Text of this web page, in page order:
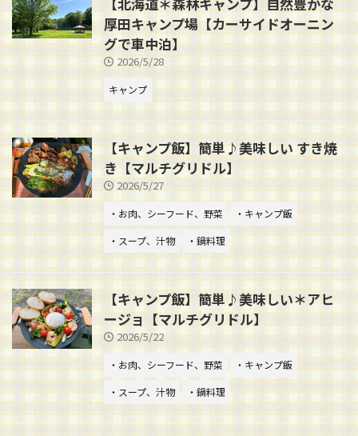
厚田キャンプ場【カーサイドオーニン
グで車中泊】
2026/5/28
キャンプ
【キャンプ飯】簡単♪美味しい すき焼
き【マルチグリドル】
2026/5/27
・お肉、シーフード、野菜
・キャンプ飯
・スープ、汁物
・鍋料理
【キャンプ飯】簡単♪美味しい＊アヒ
ージョ【マルチグリドル】
2026/5/22
・お肉、シーフード、野菜
・キャンプ飯
・スープ、汁物
・鍋料理